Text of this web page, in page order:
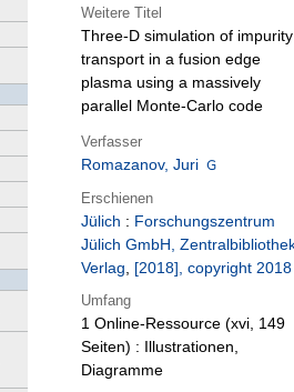
Weitere Titel
Three-D simulation of impurity
transport in a fusion edge
plasma using a massively
parallel Monte-Carlo code
Verfasser
Romazanov, Juri
Erschienen
Jülich : Forschungszentrum
Jülich GmbH,
Verlag, [2018], copyright 2018
Umfang
1 Online-Ressource (xvi, 149
Seiten) : Illustrationen,
Diagramme